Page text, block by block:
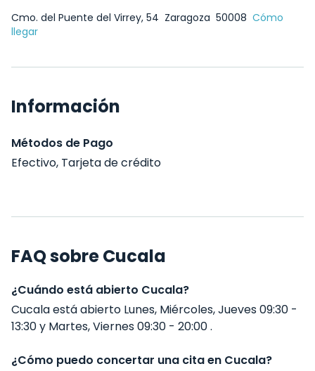
Cmo. del Puente del Virrey, 54 Zaragoza 50008 Cómo
llegar
Información
Métodos de Pago
Efectivo, Tarjeta de crédito
FAQ sobre Cucala
¿Cuándo está abierto Cucala?
Cucala está abierto Lunes, Miércoles, Jueves 09:30 -
13:30 y Martes, Viernes 09:30 - 20:00 .
¿Cómo puedo concertar una cita en Cucala?